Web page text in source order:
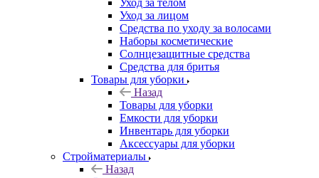
Уход за телом
Уход за лицом
Средства по уходу за волосами
Наборы косметические
Солнцезащитные средства
Средства для бритья
Товары для уборки
Назад
Товары для уборки
Емкости для уборки
Инвентарь для уборки
Аксессуары для уборки
Стройматериалы
Назад